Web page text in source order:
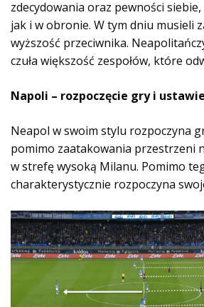
zdecydowania oraz pewności
jak i w obronie. W tym dniu musieli
wyższość przeciwnika.
czuła większość zespołów, które
Napoli – rozpoczęcie gry i
Neapol w swoim stylu rozpoczyna
pomimo zaatakowania przestrzeni
w strefę wysoką Milanu. Pomimo
charakterystycznie rozpoczyna